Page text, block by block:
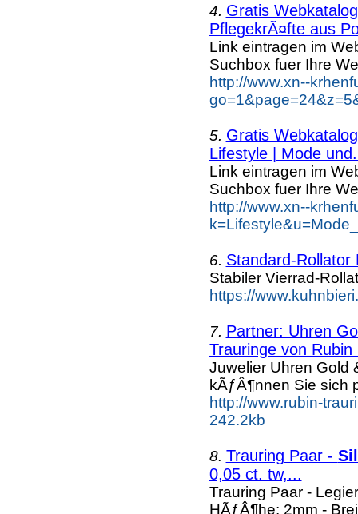
4. Gratis
PflegekrÃ¤fte aus
Link eintragen im
Suchbox fuer Ihre
http://www.xn--
5. Gratis
Lifestyle | Mode
Link eintragen im
Suchbox fuer Ihre
http://www.xn--
6. Standard-
Stabiler Vierrad-
https://
7. Partner: Uhren
Trauringe von Rubin
Juwelier Uhren Gold
kÃƒÂ¶nnen Sie sich
http://www.rubin-
242.2kb
8. Trauring Paar -
0,05 ct. tw,...
Trauring Paar -
HÃƒÂ¶he: 2mm -